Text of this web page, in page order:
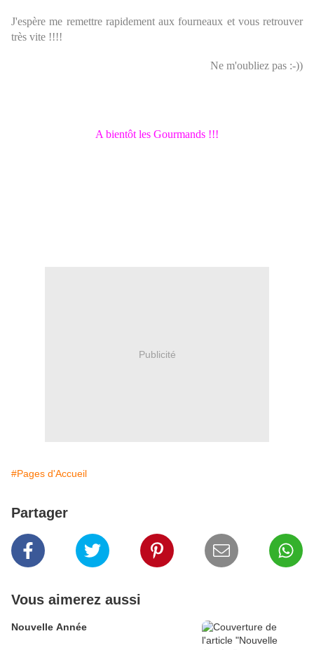
J'espère me remettre rapidement aux fourneaux et vous retrouver
très vite !!!!
Ne m'oubliez pas :-))
A bientôt les Gourmands !!!
Publicité
#Pages d'Accueil
Partager
Vous aimerez aussi
Nouvelle Année